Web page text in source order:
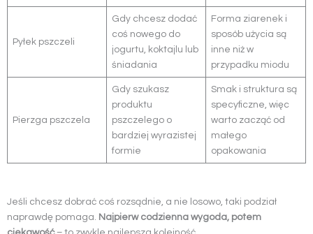
Pyłek pszczeli
Gdy chcesz dodać
coś nowego do
jogurtu, koktajlu lub
śniadania
Forma ziarenek i
sposób użycia są
inne niż w
przypadku miodu
Pierzga pszczela
Gdy szukasz
produktu
pszczelego o
bardziej wyrazistej
formie
Smak i struktura są
specyficzne, więc
warto zacząć od
małego
opakowania
Jeśli chcesz dobrać coś rozsądnie, a nie losowo, taki podział
naprawdę pomaga. Najpierw codzienna wygoda, potem